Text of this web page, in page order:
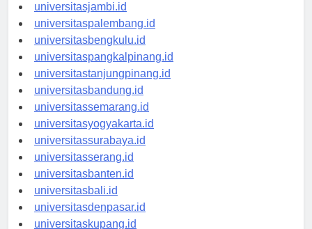
universitaspekanbaru.id
universitasjambi.id
universitaspalembang.id
universitasbengkulu.id
universitaspangkalpinang.id
universitastanjungpinang.id
universitasbandung.id
universitassemarang.id
universitasyogyakarta.id
universitassurabaya.id
universitasserang.id
universitasbanten.id
universitasbali.id
universitasdenpasar.id